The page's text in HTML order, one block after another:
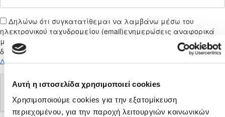
Αυτή η ιστοσελίδα χρησιμοποιεί cookies
Χρησιμοποιούμε cookies για την εξατομίκευση
περιεχομένου, για την παροχή λειτουργιών κοινωνικών
Δηλώνω ότι συγκατατίθεμαι να λαμβάνω μέσω του
ηλεκτρονικού ταχυδρομείου (email)ενημερώσεις αναφορικά
με υπηρεσίες , προϊόντα και νέα που σχετίζονται με την
διεξαγωγή αγώνων ή/και άλλων δραστηριοτήτων της ΚΟΠ.
Διαβάστε περισσότερα